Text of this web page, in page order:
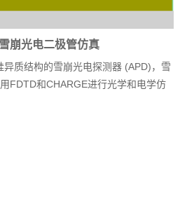
崩光电二极管仿真
质结构的雪崩光电探测器 (APD)，雪
FDTD和CHARGE进行光学和电学仿